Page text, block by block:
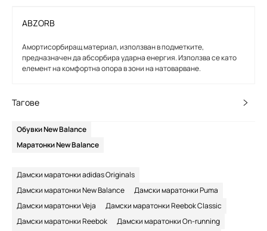
ABZORB
Амортисорбиращ материал, използван в подметките,
предназначен да абсорбира ударна енергия. Използва се като
елемент на комфортна опора в зони на натоварване.
Тагове
Обувки New Balance
Маратонки New Balance
Дамски маратонки adidas Originals
Дамски маратонки New Balance
Дамски маратонки Puma
Дамски маратонки Veja
Дамски маратонки Reebok Classic
Дамски маратонки Reebok
Дамски маратонки On-running